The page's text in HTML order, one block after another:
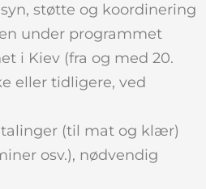
støtte og koordinering
under programmet
i Kiev (fra og med 20.
eller tidligere, ved
(til mat og klær)
osv.), nødvendig